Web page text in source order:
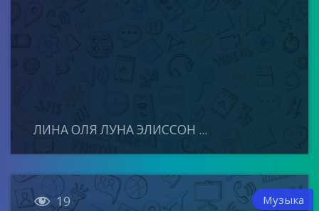
ЛИНА ОЛЯ ЛУНА ЭЛИССОН ...
 19 Музыка